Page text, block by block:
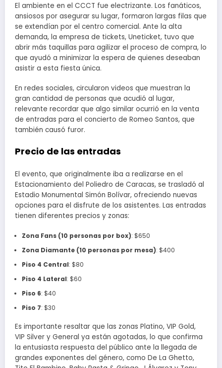
El ambiente en el CCCT fue electrizante. Los fanáticos,
ansiosos por asegurar su lugar, formaron largas filas que
se extendían por el centro comercial. Ante la alta
demanda, la empresa de tickets, Uneticket, tuvo que
abrir más taquillas para agilizar el proceso de compra, lo
que ayudó a minimizar la espera de quienes deseaban
asistir a esta fiesta única.
En redes sociales, circularon videos que muestran la
gran cantidad de personas que acudió al lugar,
relevante recordar que algo similar ocurrió en la venta
de entradas para el concierto de Romeo Santos, que
también causó furor.
Precio de las entradas
El evento, que originalmente iba a realizarse en el
Estacionamiento del Poliedro de Caracas, se trasladó al
Estadio Monumental Simón Bolívar, ofreciendo nuevas
opciones para el disfrute de los asistentes. Las entradas
tienen diferentes precios y zonas:
Zona Fans (10 personas por box): $650
Zona Diamante (10 personas por mesa): $400
Piso 4 Central: $80
Piso 4 Lateral: $60
Piso 6: $40
Piso 7: $30
Es importante resaltar que las zonas Platino, VIP Gold,
VIP Silver y General ya están agotadas, lo que confirma
la entusiasta respuesta del público ante la llegada de
grandes exponentes del género, como De La Ghetto,